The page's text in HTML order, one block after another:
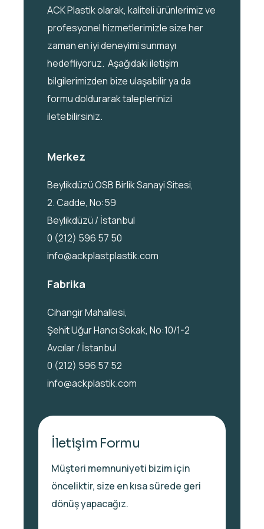
ACK Plastik olarak, kaliteli ürünlerimiz ve
profesyonel hizmetlerimizle size her
zaman en iyi deneyimi sunmayı
hedefliyoruz. Aşağıdaki iletişim
bilgilerimizden bize ulaşabilir ya da
formu doldurarak taleplerinizi
iletebilirsiniz.
Merkez
Beylikdüzü OSB Birlik Sanayi Sitesi,
2. Cadde, No:59
Beylikdüzü / İstanbul
0 (212) 596 57 50
info@ackplastplastik.com
Fabrika
Cihangir Mahallesi,
Şehit Uğur Hancı Sokak, No:10/1-2
Avcılar / İstanbul
0 (212) 596 57 52
info@ackplastik.com
İletişim Formu
Müşteri memnuniyeti bizim için
önceliktir, size en kısa sürede geri
dönüş yapacağız.